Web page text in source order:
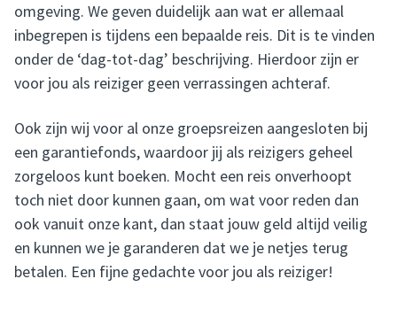
omgeving. We geven duidelijk aan wat er allemaal
inbegrepen is tijdens een bepaalde reis. Dit is te vinden
onder de ‘dag-tot-dag’ beschrijving. Hierdoor zijn er
voor jou als reiziger geen verrassingen achteraf.
Ook zijn wij voor al onze groepsreizen aangesloten bij
een garantiefonds, waardoor jij als reizigers geheel
zorgeloos kunt boeken. Mocht een reis onverhoopt
toch niet door kunnen gaan, om wat voor reden dan
ook vanuit onze kant, dan staat jouw geld altijd veilig
en kunnen we je garanderen dat we je netjes terug
betalen. Een fijne gedachte voor jou als reiziger!